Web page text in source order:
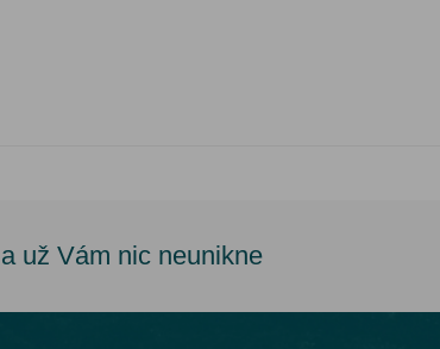
už Vám nic neunikne